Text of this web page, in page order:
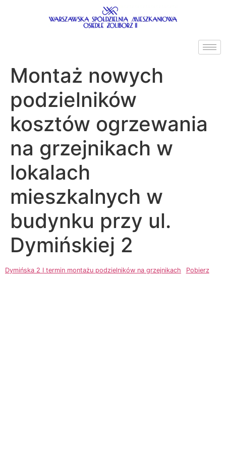
Montaż nowych
podzielników
kosztów ogrzewania
na grzejnikach w
lokalach
mieszkalnych w
budynku przy ul.
Dymińskiej 2
Dymińska 2 I termin montażu podzielników na grzejnikach Pobierz